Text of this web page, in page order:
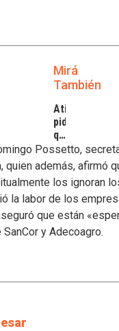
Mirá
También
Atilra
pide
que
se
atiendan
de
los
tamberos
Possetto,
quien además, afirmó
los ignoran
la labor de los
que están
y Adecoagro.